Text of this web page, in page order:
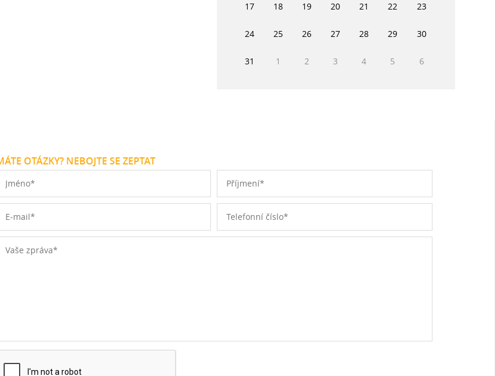
17 18 19 20 21 22 23
24 25 26 27 28 29 30
31 1 2 3 4 5 6
OTÁZKY? NEBOJTE SE ZEPTAT